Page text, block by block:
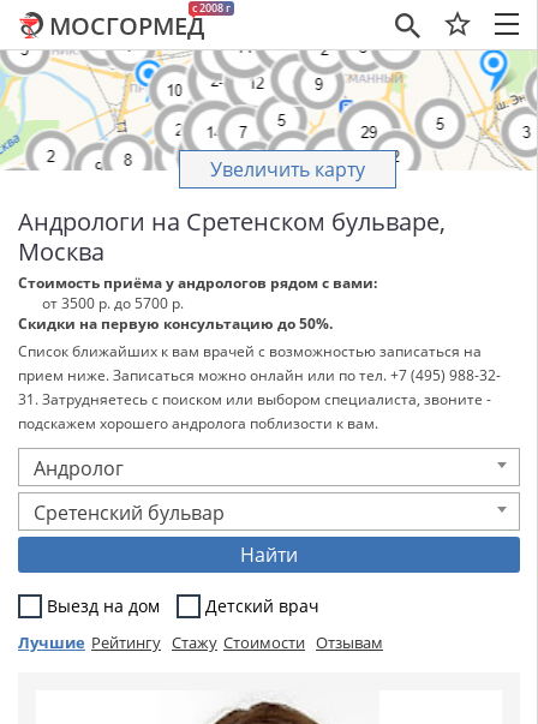
×
c 2008 г
МОСГОРМЕД
Увеличить карту
Андрологи на Сретенском бульваре,
Москва
Стоимость приёма у андрологов рядом с вами:
от 3500 р. до 5700 р.
Скидки на первую консультацию до 50%.
Список ближайших к вам врачей с возможностью записаться на
прием ниже. Записаться можно онлайн или по тел. +7 (495) 988-32-
31. Затрудняетесь с поиском или выбором специалиста, звоните -
подскажем хорошего андролога поблизости к вам.
Андролог
Сретенский бульвар
Найти
Выезд на дом Детский врач
Лучшие Рейтингу Стажу Стоимости Отзывам